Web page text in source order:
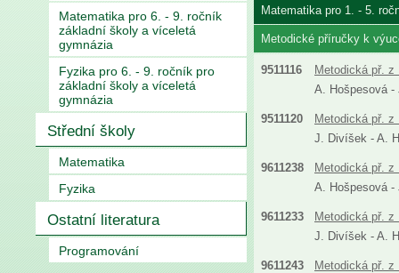
Matematika pro 6. - 9. ročník
základní školy a víceletá
gymnázia
Fyzika pro 6. - 9. ročník pro
základní školy a víceletá
gymnázia
Střední školy
Matematika
Fyzika
Ostatní literatura
Programování
Matematika pro 1. - 5.
Metodické příručky k
9511116
Metodická př.
A. Hošpesová
9511120
Metodická př.
J. Divíšek - A.
9611238
Metodická př.
A. Hošpesová
9611233
Metodická př.
J. Divíšek - A.
9611243
Metodická př.